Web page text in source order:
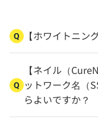
Q 【ホワイトニン
Q
【ネイル（
ットワーク名（
らよいですか？